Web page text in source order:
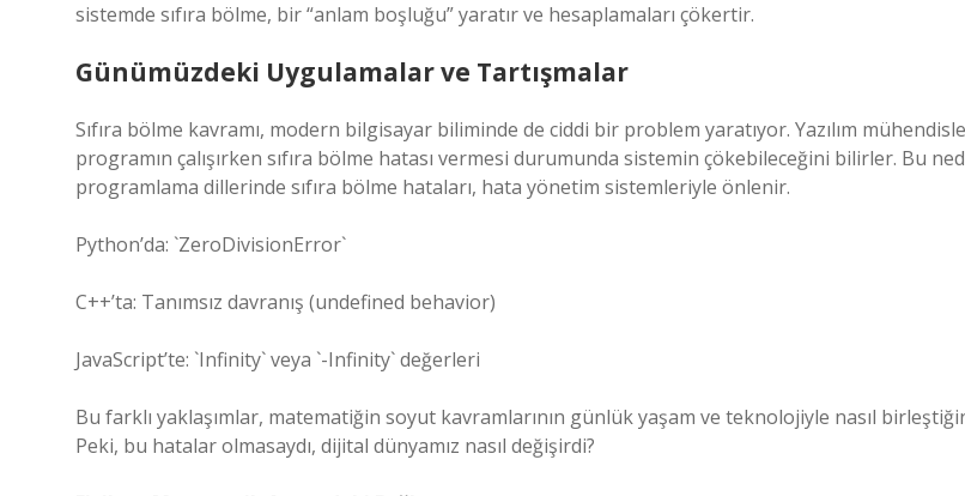
sistemde sıfıra bölme, bir “anlam boşluğu” yaratır ve hesaplamaları çökertir.
Günümüzdeki Uygulamalar ve Tartışmalar
Sıfıra bölme kavramı, modern bilgisayar biliminde de ciddi bir problem yaratıyor. Yazılım
programın çalışırken sıfıra bölme hatası vermesi durumunda sistemin çökebileceğini bilirler. Bu
programlama dillerinde sıfıra bölme hataları, hata yönetim sistemleriyle önlenir.
Python’da: `ZeroDivisionError`
C++’ta: Tanımsız davranış (undefined behavior)
JavaScript’te: `Infinity` veya `-Infinity` değerleri
Bu farklı yaklaşımlar, matematiğin soyut kavramlarının günlük yaşam ve teknolojiyle nasıl
Peki, bu hatalar olmasaydı, dijital dünyamız nasıl değişirdi?